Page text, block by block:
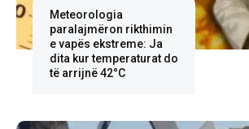
Meteorologia
paralajmëron rikthimin
e vapës ekstreme: Ja
dita kur temperaturat do
të arrijnë 42°C